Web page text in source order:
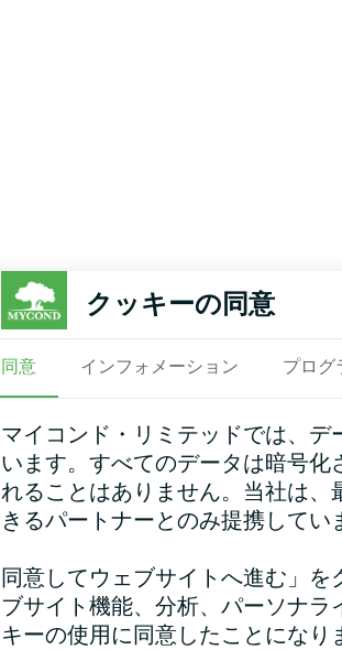
クッキーの同意
同意 インフォメーション プログ
マイコンド・リミテッドでは、
います。すべてのデータは暗号
れることはありません。当社は
きるパートナーとのみ提携してい
同意してウェブサイトへ進む」
ブサイト機能、分析、パーソナ
キーの使用に同意したことになり